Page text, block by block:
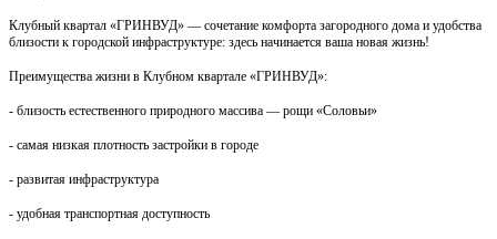
Клубный квартал «ГРИНВУД» — сочетание комфорта загородного дома и удобства
близости к городской инфраструктуре: здесь начинается ваша новая жизнь!
Преимущества жизни в Клубном квартале «ГРИНВУД»:
- близость естественного природного массива — рощи «Соловьи»
- самая низкая плотность застройки в городе
- развитая инфраструктура
- удобная транспортная доступность